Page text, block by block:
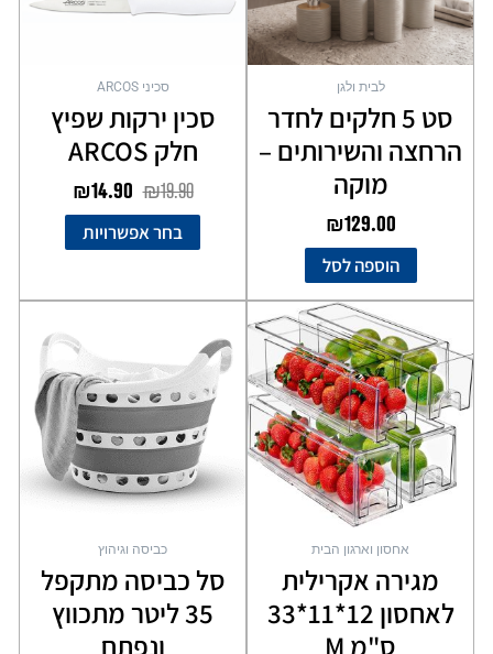
לבית ולגן
סט 5 חלקים לחדר
הרחצה והשירותים –
מוקה
₪129.00
הוספה לסל
סכיני ARCOS
סכין ירקות שפיץ
חלק ARCOS
₪19.90
₪14.90
בחר אפשרויות
אחסון וארגון הבית
מגירה אקרילית
לאחסון 12*11*33
ס"מ M
כביסה וגיהוץ
סל כביסה מתקפל
35 ליטר מתכווץ
ונפתח